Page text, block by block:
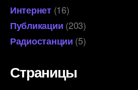
Интернет(16)
Публикации (203)
Радиостанции (5)
Страницы